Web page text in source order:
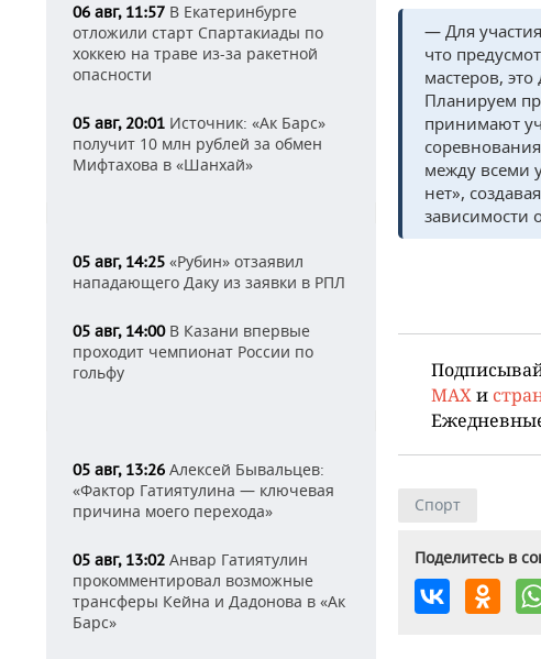
06 авг, 11:57 В Екатеринбурге
отложили старт Спартакиады по
хоккею на траве из-за ракетной
опасности
05 авг, 20:01 Источник: «Ак Барс»
получит 10 млн рублей за обмен
Мифтахова в «Шанхай»
05 авг, 14:25 «Рубин» отзаявил
нападающего Даку из заявки в РПЛ
05 авг, 14:00В Казани впервые
проходит чемпионат России по
гольфу
05 авг, 13:26 Алексей Бывальцев:
«Фактор Гатиятулина — ключевая
причина моего перехода»
05 авг, 13:02 Анвар Гатиятулин
прокомментировал возможные
трансферы Кейна и Дадонова в «Ак
Барс»
— Для
что
мастеров,
Планируем
принимают
между всеми
нет»,
зависимости
MAXи
Спорт
Поделитесь в